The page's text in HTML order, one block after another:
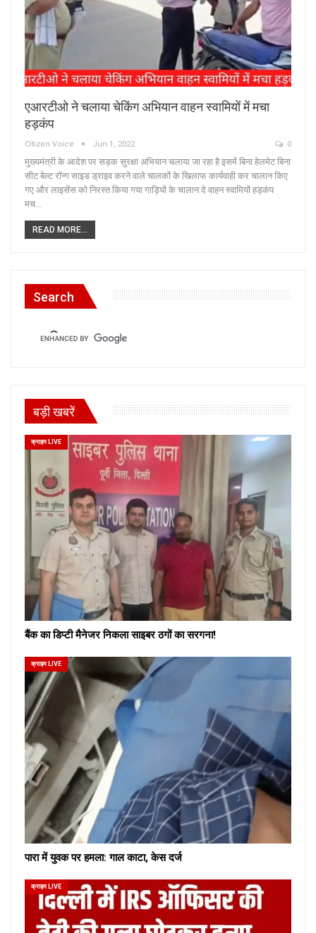
एआरटीओ ने चलाया चेकिंग अभियान वाहन स्वामियों में मचा
हड़कंप
Citizen Voice Jun 1, 2022 0
मुख्यमंत्री के आदेश पर सड़क सुरक्षा अभियान चलाया जा रहा है इसमें बिना हेलमेट बिना
सीट बेल्ट रॉन्ग साइड ड्राइव करने वाले चालकों के खिलाफ कार्यवाही कर चालान किए
गए और लाइसेंस को निरस्त किया गया गाड़ियों के चालान दे वाहन स्वामियों हड़कंप
मच…
READ MORE...
Search
बड़ी खबरें
क्राइम LIVE
बैंक का डिप्टी मैनेजर निकला साइबर ठगों का सरगना!
क्राइम LIVE
पारा में युवक पर हमला: गाल काटा, केस दर्ज
क्राइम LIVE